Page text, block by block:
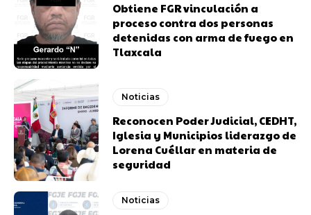
Obtiene FGR vinculación a
proceso contra dos personas
detenidas con arma de fuego en
Tlaxcala
Noticias
Reconocen Poder Judicial, CEDHT,
Iglesia y Municipios liderazgo de
Lorena Cuéllar en materia de
seguridad
Noticias